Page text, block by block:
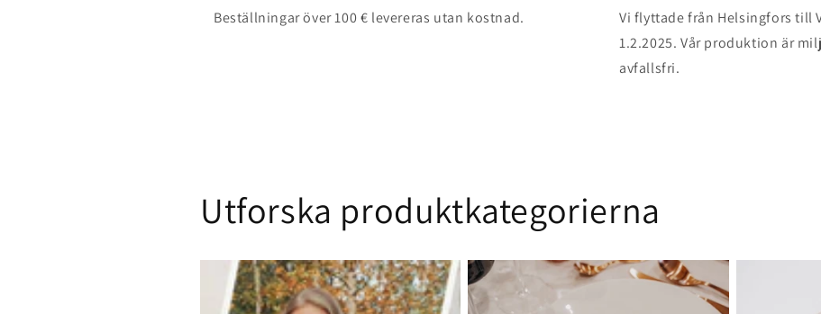
Beställningar över 100 € levereras utan kostnad.
Vi flyttade från Helsingfors till
1.2.2025. Vår produktion är
avfallsfri.
Utforska produktkategorierna